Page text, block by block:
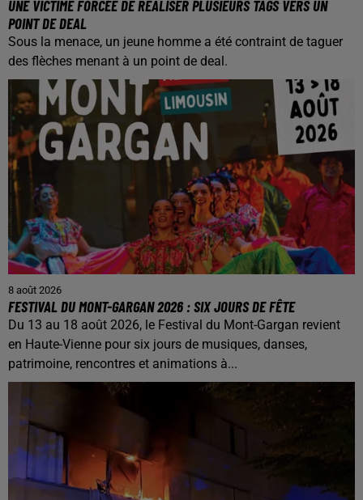
UNE VICTIME FORCÉE DE RÉALISER PLUSIEURS TAGS VERS UN
POINT DE DEAL
Sous la menace, un jeune homme a été contraint de taguer
des flèches menant à un point de deal.
8 août 2026
FESTIVAL DU MONT-GARGAN 2026 : SIX JOURS DE FÊTE
Du 13 au 18 août 2026, le Festival du Mont-Gargan revient
en Haute-Vienne pour six jours de musiques, danses,
patrimoine, rencontres et animations à...